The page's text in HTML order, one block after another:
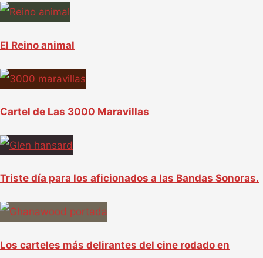
El Reino animal
Cartel de Las 3000 Maravillas
Triste día para los aficionados a las Bandas Sonoras.
Los carteles más delirantes del cine rodado en